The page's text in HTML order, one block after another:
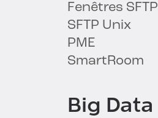
Fenêtres SFTP
SFTP Unix
PME
SmartRoom
Big Data